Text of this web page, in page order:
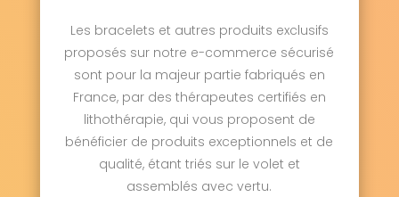
Les bracelets et autres produits exclusifs
proposés sur notre e-commerce sécurisé
sont pour la majeur partie fabriqués en
France, par des thérapeutes certifiés en
lithothérapie, qui vous proposent de
bénéficier de produits exceptionnels et de
qualité, étant triés sur le volet et
assemblés avec vertu.